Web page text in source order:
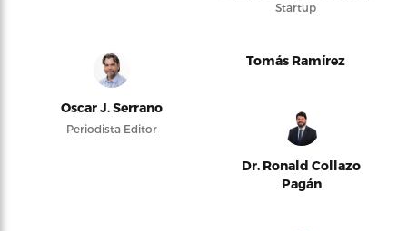
Startup
Oscar J. Serrano
Periodista Editor
Tomás Ramírez
Dr. Ronald Collazo
Pagán